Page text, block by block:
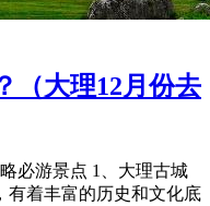
（大理12月份去
必游景点 1、大理古城
有着丰富的历史和文化底